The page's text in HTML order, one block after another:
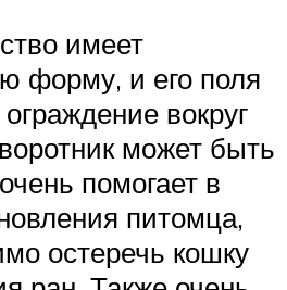
имеет
форму, и его поля
вокруг
может быть
помогает в
питомца,
остеречь кошку